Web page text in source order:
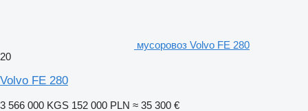
мусоровоз Volvo FE 280
20
Volvo FE 280
3 566 000 KGS 152 000 PLN ≈ 35 300 €